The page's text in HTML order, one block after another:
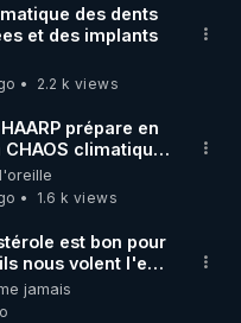
SUR ODYSEE
aussi sur la
des dents
et des implants
2.2 k views
prépare en
CHAOS climatique,
1.6 k views
est bon pour
nous volent l'eau
@anonyme:d3/
jamais